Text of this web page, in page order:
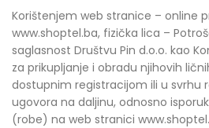
Korištenjem web stranice – online
www.shoptel.ba, fizička lica –
saglasnost Društvu Pin d.o.o. kao
za prikupljanje i obradu njihovih
dostupnim registracijom ili u svrhu
ugovora na daljinu, odnosno
(robe) na web stranici